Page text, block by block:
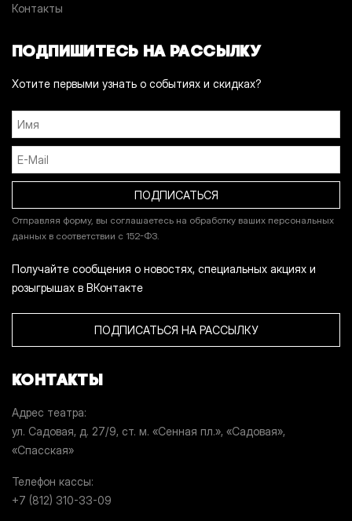
Контакты
ПОДПИШИТЕСЬ НА РАССЫЛКУ
Хотите первыми узнать о событиях и скидках?
Отправляя форму, вы соглашаетесь на обработку ваших персональных
данных в соответствии с 152-ФЗ.
Получайте сообщения о новостях, специальных акциях и
розыгрышах в ВКонтакте
ПОДПИСАТЬСЯ НА РАССЫЛКУ
КОНТАКТЫ
Адрес театра
ул. Садовая, д. 27/9, ст. м. «Сенная пл.», «Садовая»,
«Спасская»
Телефон кассы
+7 (812) 310-33-09